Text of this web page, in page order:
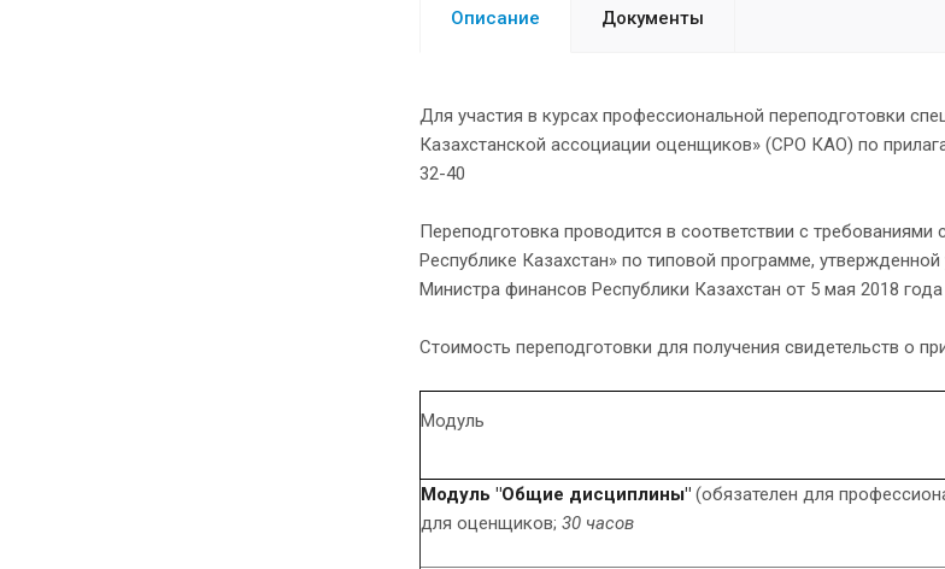
Описание Документы
Для участия в курсах профессиональной переподготовки
Казахстанской ассоциации оценщиков» (СРО КАО) по
32-40
Переподготовка проводится в соответствии с
Республике Казахстан» по типовой программе,
Министра финансов Республики Казахстан от 5 мая 2018
Стоимость переподготовки для получения свидетельств о
Модуль
Модуль "Общие дисциплины" (обязателен для
для оценщиков; 30 часов